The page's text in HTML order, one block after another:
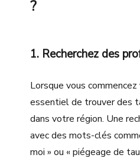
?
1. Recherchez des
Lorsque vous
essentiel de trouver des
dans votre région. Une
avec des mots-clés
moi » ou « piégeage de